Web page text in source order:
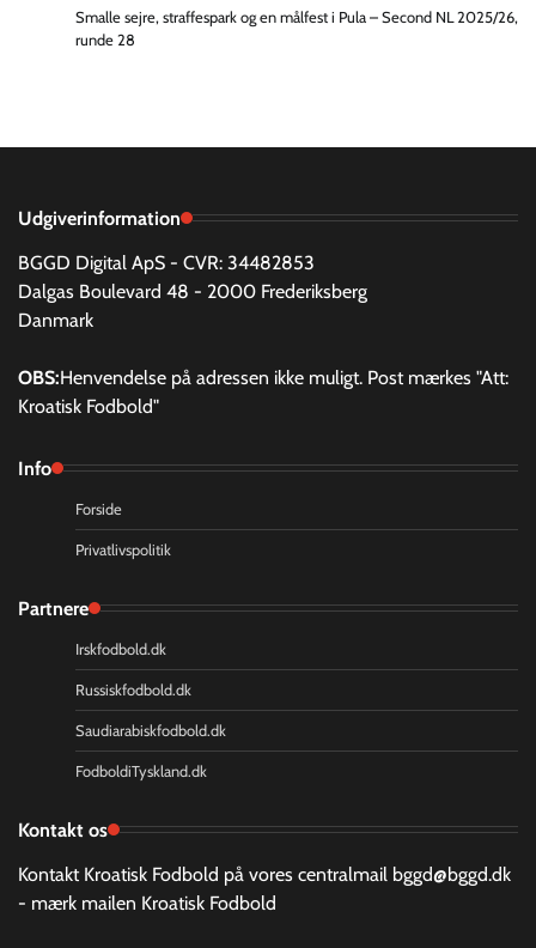
Smalle sejre, straffespark og en målfest i Pula – Second NL 2025/26,
runde 28
Udgiverinformation
BGGD Digital ApS - CVR: 34482853
Dalgas Boulevard 48 - 2000 Frederiksberg
Danmark
OBS:Henvendelse på adressen ikke muligt. Post mærkes "Att:
Kroatisk Fodbold"
Info
Forside
Privatlivspolitik
Partnere
Irskfodbold.dk
Russiskfodbold.dk
Saudiarabiskfodbold.dk
FodboldiTyskland.dk
Kontakt os
Kontakt Kroatisk Fodbold på vores centralmail bggd@bggd.dk
- mærk mailen Kroatisk Fodbold